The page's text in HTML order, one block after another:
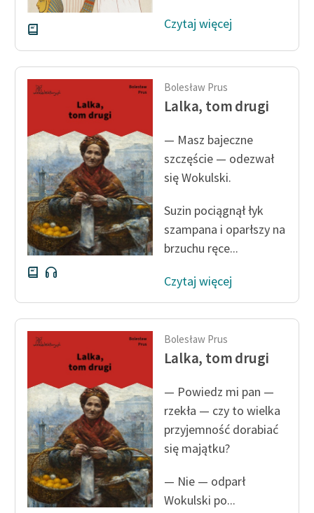
Czytaj więcej
Bolesław Prus
Lalka, tom drugi
— Masz bajeczne
szczęście — odezwał
się Wokulski.
Suzin pociągnął łyk
szampana i oparłszy na
brzuchu ręce...
Czytaj więcej
Bolesław Prus
Lalka, tom drugi
— Powiedz mi pan —
rzekła — czy to wielka
przyjemność dorabiać
się majątku?
— Nie — odparł
Wokulski po...